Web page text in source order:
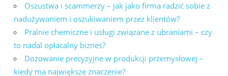
Oszustwa i scammerzy – jak jako firma radzić sobie z
nadużywaniem i oszukiwaniem przez klientów?
Pralnie chemiczne i usługi związane z ubraniami – czy
to nadal opłacalny biznes?
Dozowanie precyzyjne w produkcji przemysłowej –
kiedy ma największe znaczenie?